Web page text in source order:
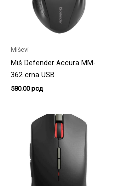
Miševi
Miš Defender Accura MM-
362 crna USB
580.00рсд